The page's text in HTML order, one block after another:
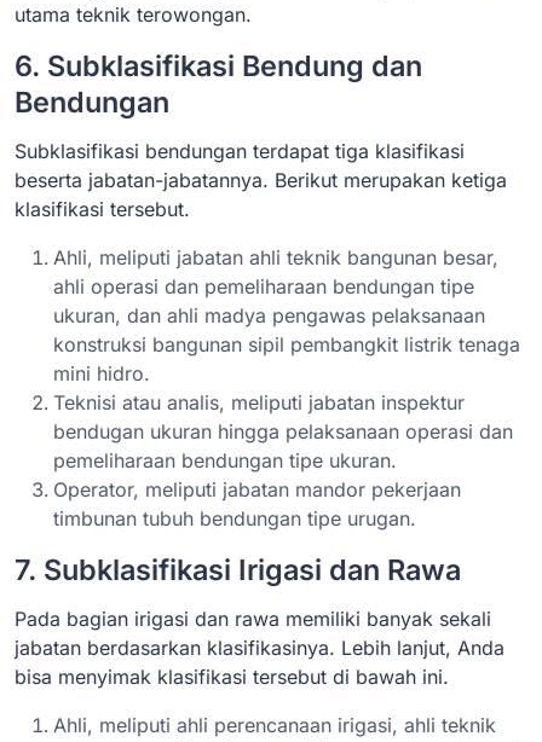
utama teknik terowongan.
6. Subklasifikasi Bendung dan
Bendungan
Subklasifikasi bendungan terdapat tiga klasifikasi
beserta jabatan-jabatannya. Berikut merupakan ketiga
klasifikasi tersebut.
Ahli, meliputi jabatan ahli teknik bangunan besar,
ahli operasi dan pemeliharaan bendungan tipe
ukuran, dan ahli madya pengawas pelaksanaan
konstruksi bangunan sipil pembangkit listrik tenaga
mini hidro.
Teknisi atau analis, meliputi jabatan inspektur
bendugan ukuran hingga pelaksanaan operasi dan
pemeliharaan bendungan tipe ukuran.
Operator, meliputi jabatan mandor pekerjaan
timbunan tubuh bendungan tipe urugan.
7. Subklasifikasi Irigasi dan Rawa
Pada bagian irigasi dan rawa memiliki banyak sekali
jabatan berdasarkan klasifikasinya. Lebih lanjut, Anda
bisa menyimak klasifikasi tersebut di bawah ini.
Ahli, meliputi ahli perencanaan irigasi, ahli teknik